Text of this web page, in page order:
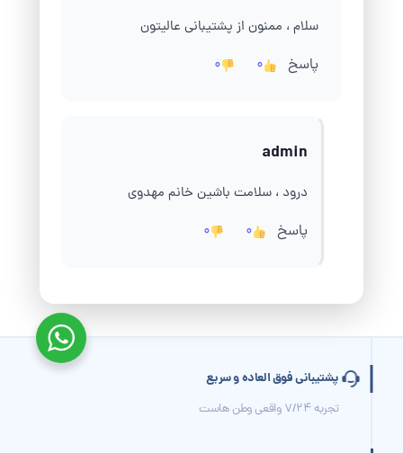
سلام ، ممنون از پشتیبانی عالیتون
پاسخ 0
0
admin
درود ، سلامت باشین خانم مهدوی
پاسخ 0
0
پشتیبانی فوق العاده و سریع
تجربه 7/24 واقعی وطن هاست